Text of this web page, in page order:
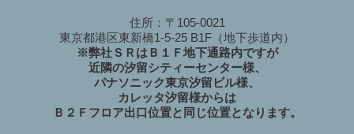
住所：〒105-0021
東京都港区東新橋1-5-25 B1F（地下歩道内）
※弊社ＳＲはＢ１Ｆ地下通路内ですが
近隣の汐留シティーセンター様、
パナソニック東京汐留ビル様、
カレッタ汐留様からは
Ｂ２Ｆフロア出口位置と同じ位置となります。